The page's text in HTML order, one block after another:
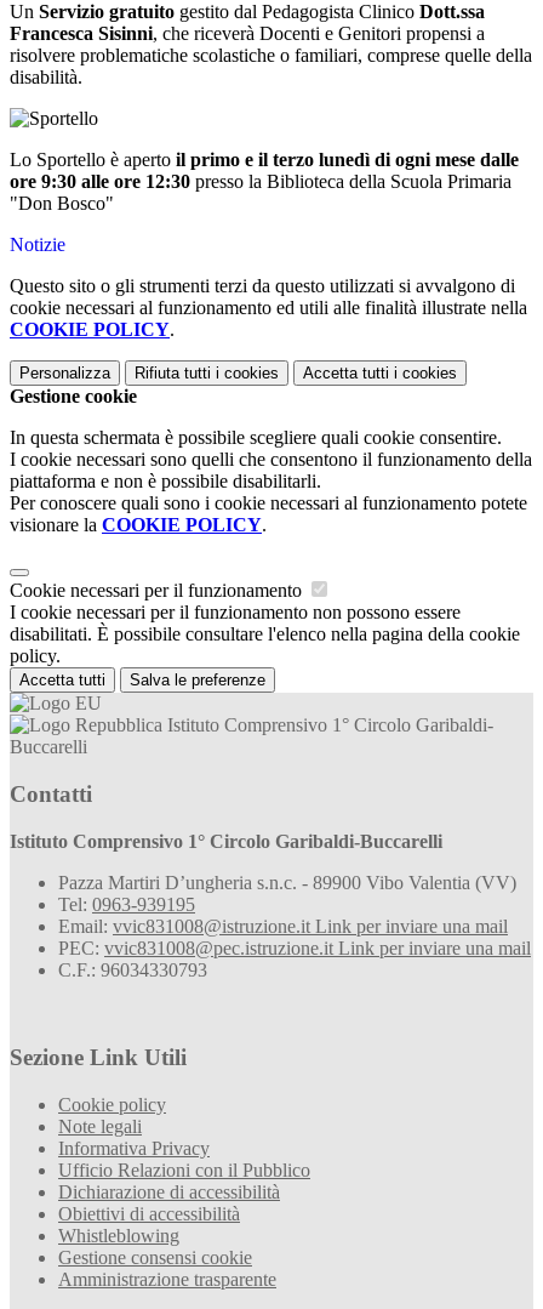
Un Servizio gratuito gestito dal Pedagogista Clinico Dott.ssa
Francesca Sisinni, che riceverà Docenti e Genitori propensi a
risolvere problematiche scolastiche o familiari, comprese quelle della
disabilità.
Lo Sportello è aperto il primo e il terzo lunedì di ogni mese dalle
ore 9:30 alle ore 12:30 presso la Biblioteca della Scuola Primaria
"Don Bosco"
Notizie
Questo sito o gli strumenti terzi da questo utilizzati si avvalgono di
cookie necessari al funzionamento ed utili alle finalità illustrate nella
COOKIE POLICY.
Personalizza Rifiuta tutti i cookies Accetta tutti i cookies
Gestione cookie
In questa schermata è possibile scegliere quali cookie consentire.
I cookie necessari sono quelli che consentono il funzionamento della
piattaforma e non è possibile disabilitarli.
Per conoscere quali sono i cookie necessari al funzionamento potete
visionare la COOKIE POLICY.
Cookie necessari per il funzionamento
I cookie necessari per il funzionamento non possono essere
disabilitati. È possibile consultare l'elenco nella pagina della cookie
policy.
Accetta tutti Salva le preferenze
Istituto Comprensivo 1° Circolo Garibaldi-
Buccarelli
Contatti
Istituto Comprensivo 1° Circolo Garibaldi-Buccarelli
Pazza Martiri D’ungheria s.n.c. - 89900 Vibo Valentia (VV)
Tel: 0963-939195
Email: vvic831008@istruzione.it Link per inviare una mail
PEC: vvic831008@pec.istruzione.it Link per inviare una mail
C.F.: 96034330793
Sezione Link Utili
Cookie policy
Note legali
Informativa Privacy
Ufficio Relazioni con il Pubblico
Dichiarazione di accessibilità
Obiettivi di accessibilità
Whistleblowing
Gestione consensi cookie
Amministrazione trasparente